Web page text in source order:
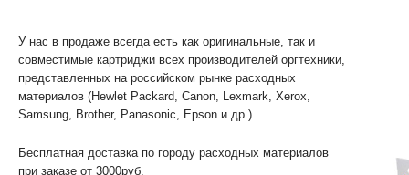
У нас в продаже всегда есть как оригинальные, так и
совместимые картриджи всех производителей оргтехники,
представленных на российском рынке расходных
материалов (Hewlet Packard, Canon, Lexmark, Xerox,
Samsung, Brother, Panasonic, Epson и др.)
Бесплатная доставка по городу расходных материалов
при заказе от 3000руб.